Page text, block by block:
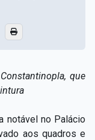
que
notável no Palácio
aos quadros e